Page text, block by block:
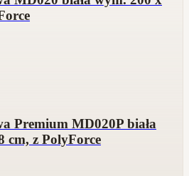
Premium MD020P biała
cm, z PolyForce